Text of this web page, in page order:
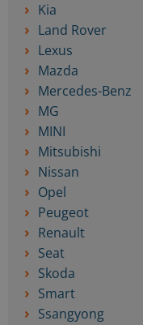
Kia
Land Rover
Lexus
Mazda
Mercedes-Benz
MG
MINI
Mitsubishi
Nissan
Opel
Peugeot
Renault
Seat
Skoda
Smart
Ssangyong